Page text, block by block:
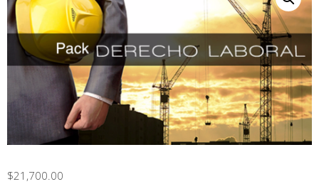
$21,700.00